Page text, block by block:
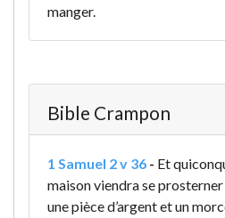
manger.
Bible Crampon
1 Samuel 2 v 36 - Et
maison viendra se
une pièce d’argent et un